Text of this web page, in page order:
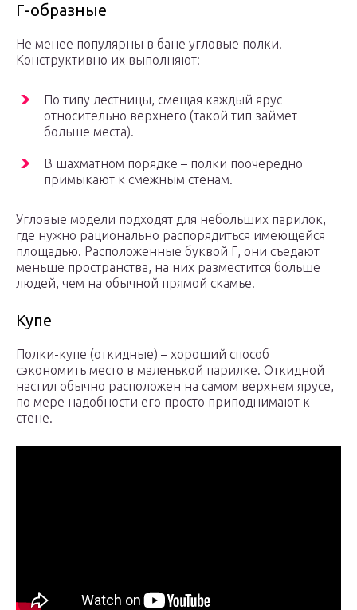
Г-образные
Не менее популярны в бане угловые полки.
Конструктивно их выполняют:
По типу лестницы, смещая каждый ярус
относительно верхнего (такой тип займет
больше места).
В шахматном порядке – полки поочередно
примыкают к смежным стенам.
Угловые модели подходят для небольших парилок,
где нужно рационально распорядиться имеющейся
площадью. Расположенные буквой Г, они съедают
меньше пространства, на них разместится больше
людей, чем на обычной прямой скамье.
Купе
Полки-купе (откидные) – хороший способ
сэкономить место в маленькой парилке. Откидной
настил обычно расположен на самом верхнем ярусе,
по мере надобности его просто приподнимают к
стене.